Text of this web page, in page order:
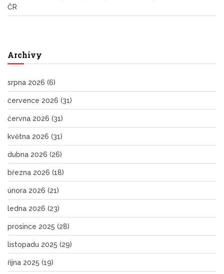
ČR
Archivy
srpna 2026 (6)
července 2026 (31)
června 2026 (31)
května 2026 (31)
dubna 2026 (26)
března 2026 (18)
února 2026 (21)
ledna 2026 (23)
prosince 2025 (28)
listopadu 2025 (29)
října 2025 (19)